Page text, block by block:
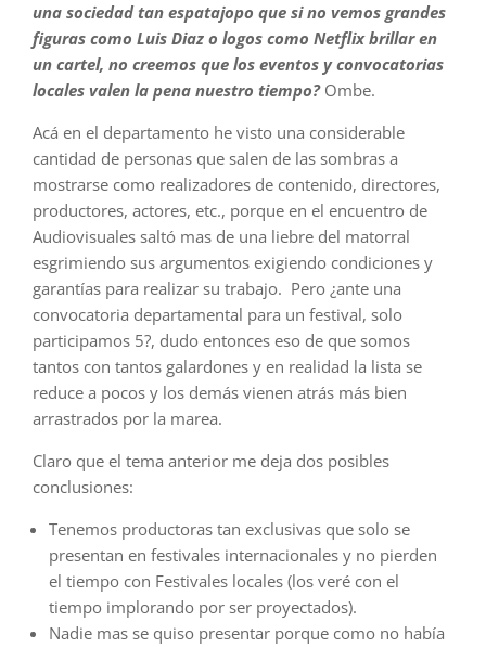
una sociedad tan espatajopo que si no vemos grandes
figuras como Luis Diaz o logos como Netflix brillar en
un cartel, no creemos que los eventos y convocatorias
locales valen la pena nuestro tiempo?Ombe.
Acá en el departamento he visto una considerable
cantidad de personas que salen de las sombras a
mostrarse como realizadores de contenido, directores,
productores, actores, etc., porque en el encuentro de
Audiovisuales saltó mas de una liebre del matorral
esgrimiendo sus argumentos exigiendo condiciones y
garantías para realizar su trabajo. Pero ¿ante una
convocatoria departamental para un festival, solo
participamos 5?, dudo entonces eso de que somos
tantos con tantos galardones y en realidad la lista se
reduce a pocos y los demás vienen atrás más bien
arrastrados por la marea.
Claro que el tema anterior me deja dos posibles
conclusiones:
Tenemos productoras tan exclusivas que solo se
presentan en festivales internacionales y no pierden
el tiempo con Festivales locales (los veré con el
tiempo implorando por ser proyectados).
Nadie mas se quiso presentar porque como no había